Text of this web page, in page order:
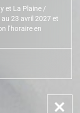
et La Plaine /
23 avril 2027 et
l’horaire en